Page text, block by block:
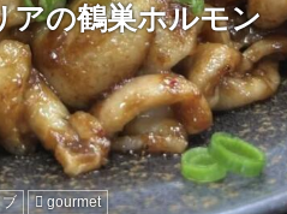
アの鶴巣ホルモン
ブ gourmet